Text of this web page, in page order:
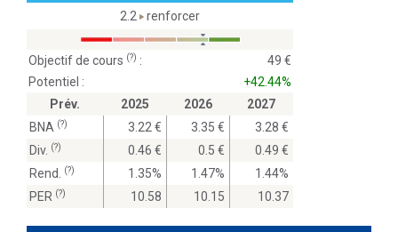
2.2
renforcer
Objectif de cours (?) :
49
Potentiel :
+42.44%
Prév.
2025 2026
2027
BNA (?) 3.22 3.35
3.28
Div. (?) 0.46 0.5
0.49
Rend.
(?) 1.35% 1.47%
1.44%
PER (?) 10.58 10.15 10.37